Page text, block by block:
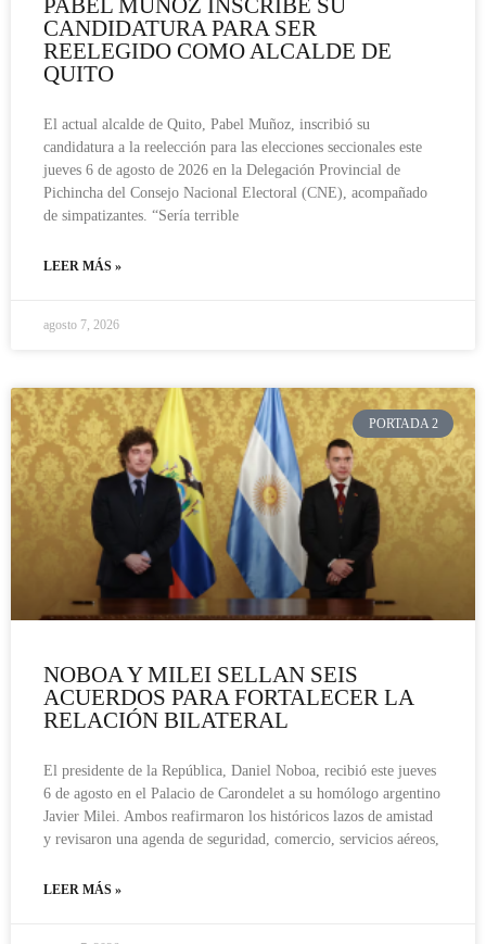
CANDIDATURA PARA SER
REELEGIDO COMO ALCALDE DE
QUITO
El actual alcalde de Quito, Pabel Muñoz, inscribió su
candidatura a la reelección para las elecciones seccionales este
jueves 6 de agosto de 2026 en la Delegación Provincial de
Pichincha del Consejo Nacional Electoral (CNE), acompañado
de simpatizantes. “Sería terrible
LEER MÁS »
agosto 7, 2026
PORTADA 2
NOBOA Y MILEI SELLAN SEIS
ACUERDOS PARA FORTALECER LA
RELACIÓN BILATERAL
El presidente de la República, Daniel Noboa, recibió este jueves
6 de agosto en el Palacio de Carondelet a su homólogo argentino
Javier Milei. Ambos reafirmaron los históricos lazos de amistad
y revisaron una agenda de seguridad, comercio, servicios aéreos,
LEER MÁS »